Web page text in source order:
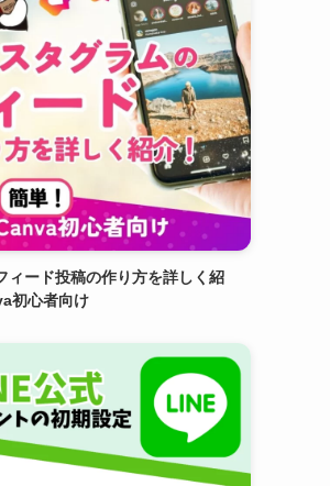
ィード投稿の作り方を詳しく紹
初心者向け